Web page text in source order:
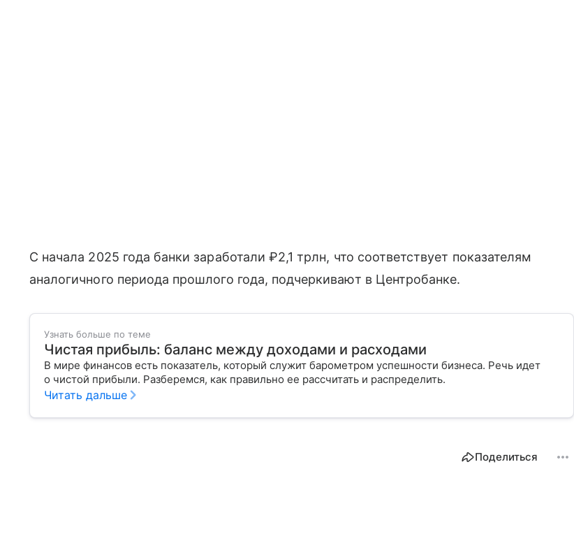
С начала 2025 года банки заработали ₽2,1 трлн, что соответствует показателям
аналогичного периода прошлого года, подчеркивают в Центробанке.
Узнать больше по теме
Чистая прибыль: баланс между доходами и расходами
В мире финансов есть показатель, который служит барометром успешности бизнеса. Речь идет
о чистой прибыли. Разберемся, как правильно ее рассчитать и распределить.
Читать дальше
Поделиться